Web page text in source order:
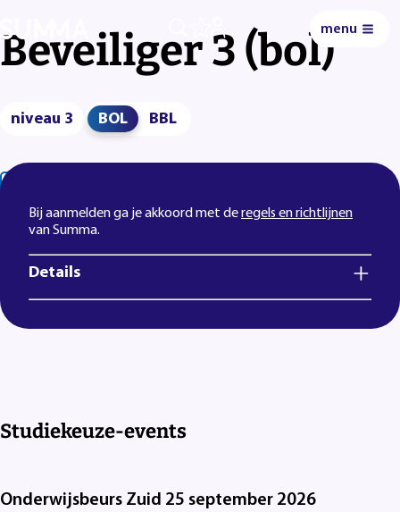
menu
Beveiliger 3 (bol)
niveau 3 BOL BBL
Bij aanmelden ga je akkoord met deregels en richtlijnen
van Summa.
Details
Studiekeuze-events
Onderwijsbeurs Zuid 25 september 2026